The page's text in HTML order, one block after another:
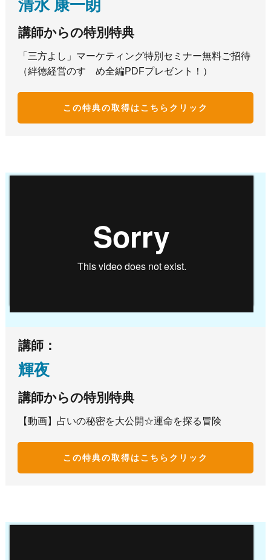
清水 康一朗
講師からの特別特典
「三方よし」マーケティング特別セミナー無料ご招待
（絆徳経営のすゝめ全編PDFプレゼント！）
この特典の取得はこち らクリック
講師：
輝夜
講師からの特別特典
【動画】占いの秘密を大公開☆運命を探る冒険
この特典の取得はこち らクリック